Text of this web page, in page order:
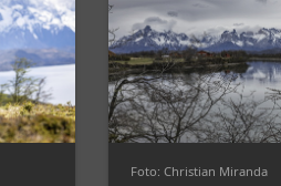
Foto: Christian Miranda